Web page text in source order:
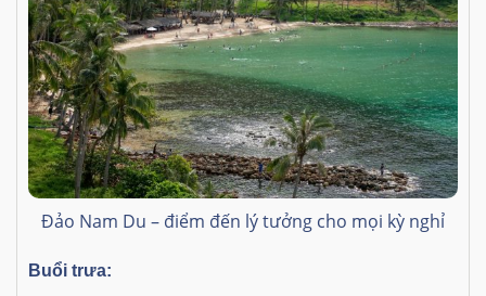
Đảo Nam Du – điểm đến lý tưởng cho mọi kỳ nghỉ
Buổi trưa: